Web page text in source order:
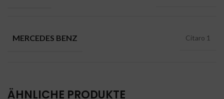
MERCEDES BENZ Citaro 1
ÄHNLICHE PRODUKTE